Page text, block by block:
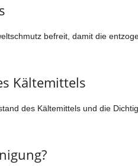
befreit, damit die
Kältemittels
des Kältemittels und die